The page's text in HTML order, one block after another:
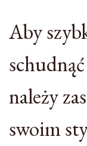
Aby
należy
swoim